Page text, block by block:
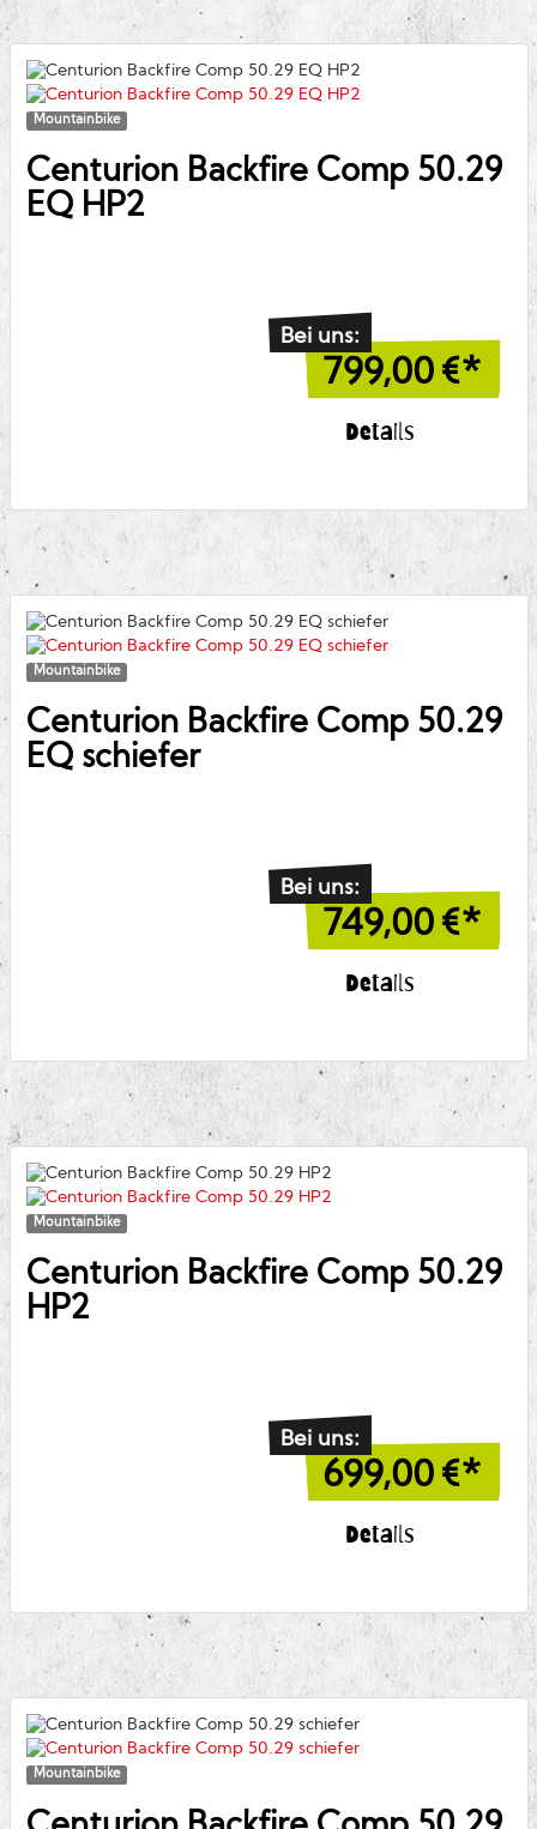
Mountainbike
CenturionBackfire Comp 50.29
EQ HP2
Bei uns:
799,00 €*
Details
Mountainbike
CenturionBackfire Comp 50.29
EQ schiefer
Bei uns:
749,00 €*
Details
Mountainbike
CenturionBackfire Comp 50.29
HP2
Bei uns:
699,00 €*
Details
Mountainbike